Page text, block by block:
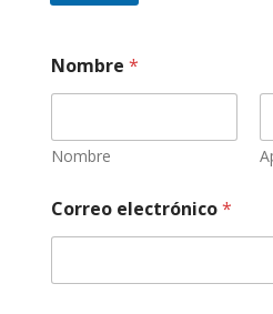
Nombre *
Nombre
Correo electrónico*